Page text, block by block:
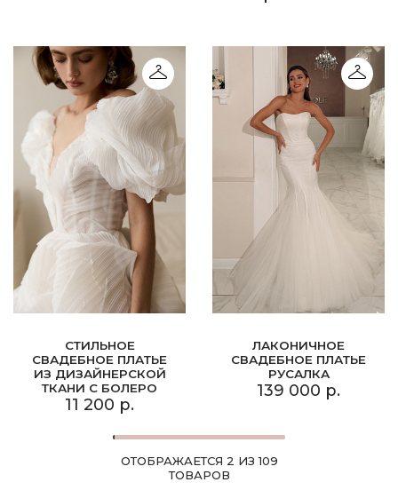
СТИЛЬНОЕ
СВАДЕБНОЕ ПЛАТЬЕ
ИЗ ДИЗАЙНЕРСКОЙ
ТКАНИ С БОЛЕРО
11 200 р.
ЛАКОНИЧНОЕ
СВАДЕБНОЕ ПЛАТЬЕ
РУСАЛКА
139 000 р.
ОТОБРАЖАЕТСЯ 2 ИЗ 109
ТОВАРОВ